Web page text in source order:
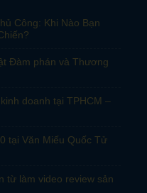
Công: Khi Nào Bạn
Đàm phán và Thương
doanh tại TPHCM –
tại Văn Miếu Quốc Tử
từ làm video review sản